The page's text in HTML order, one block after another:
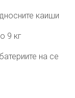
каиши
9 кг
на се